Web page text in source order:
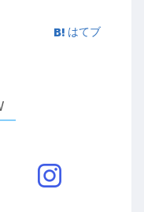
はてブ